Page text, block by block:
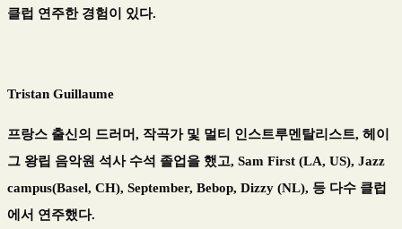
클럽 연주한 경험이 있다.
Tristan Guillaume
프랑스 출신의 드러머, 작곡가 및 멀티 인스트루멘탈리스트, 헤이
그 왕립 음악원 석사 수석 졸업을 했고, Sam First (LA, US), Jazz
campus(Basel, CH), September, Bebop, Dizzy (NL), 등 다수 클럽
에서 연주했다.